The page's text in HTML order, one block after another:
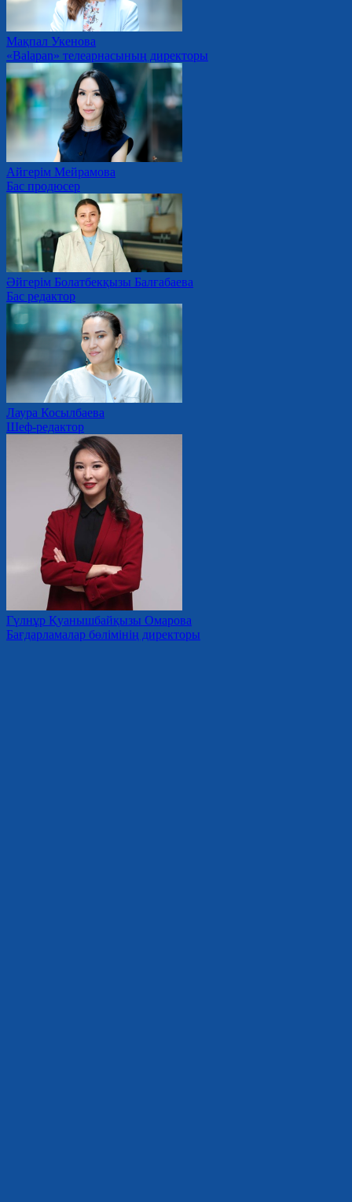
Мақпал Укенова
«Balapan» телеарнасының директоры
Айгерім Мейрамова
Бас продюсер
Әйгерім Болатбекқызы Балғабаева
Бас редактор
Лаура Косылбаева
Шеф-редактор
Гүлнұр Қуанышбайқызы Омарова
Бағдарламалар бөлімінің директоры